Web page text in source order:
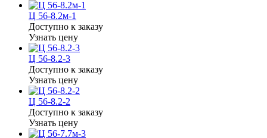
Ц 56-8.2м-1
Доступно к заказу
Узнать цену
Ц 56-8.2-3
Доступно к заказу
Узнать цену
Ц 56-8.2-2
Доступно к заказу
Узнать цену